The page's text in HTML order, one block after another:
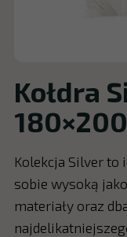
Kołdra
Kolekcja Silver to
sobie wysoką
materiały oraz